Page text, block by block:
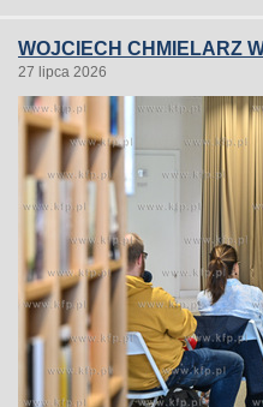
WOJCIECH CHMIELARZ
27 lipca 2026